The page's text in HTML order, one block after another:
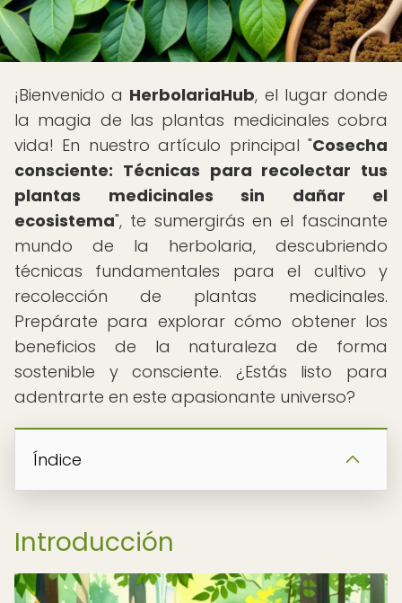
¡Bienvenido a HerbolariaHub, el lugar donde
la magia de las plantas medicinales cobra
vida! En nuestro artículo principal "Cosecha
consciente: Técnicas para recolectar tus
plantas medicinales sin dañar el
ecosistema", te sumergirás en el fascinante
mundo de la herbolaria, descubriendo
técnicas fundamentales para el cultivo y
recolección de plantas medicinales.
Prepárate para explorar cómo obtener los
beneficios de la naturaleza de forma
sostenible y consciente. ¿Estás listo para
adentrarte en este apasionante universo?
Índice
Introducción